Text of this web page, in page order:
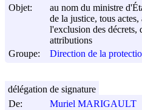
Objet:
au nom du ministre
de la justice, tous actes,
l'exclusion des décrets,
attributions
Groupe:
Direction de la
De:
Muriel MARIGAULT
délégation de signature